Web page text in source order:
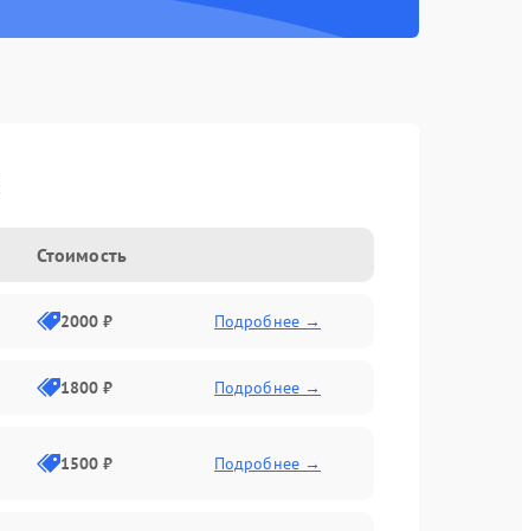
Стоимость
2000 ₽ Подробнее →
1800 ₽ Подробнее →
1500 ₽ Подробнее →